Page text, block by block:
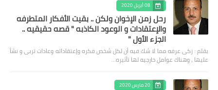
08 أبريل 2020
رحل زمن الإخوان ولكن .. بقيت الأفكار المتطرفه
والإعتقادات و الوعود الكاذبه " قصه حقيقيه ..
الجزء الأول "
بقلم : زكى عرفه مما لا شك فيه أن لكل شخص فكره وإعتقاداته وعادات تربى و نشأ
عليها ، وهناك عوامل خارجيه لها تأثيره…
20 مارس 2020